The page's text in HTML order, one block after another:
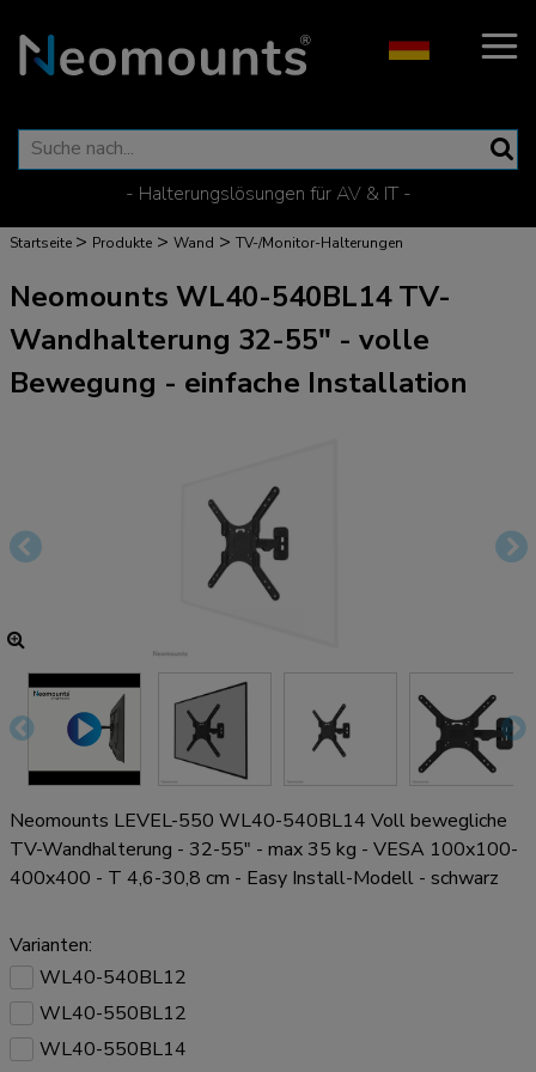
- Halterungslösungen für AV & IT -
Startseite > Produkte > Wand > TV-/Monitor-Halterungen
Neomounts WL40-540BL14 TV-
Wandhalterung 32-55" - volle
Bewegung - einfache Installation
Neomounts LEVEL-550 WL40-540BL14 Voll bewegliche
TV-Wandhalterung - 32-55" - max 35 kg - VESA 100x100-
400x400 - T 4,6-30,8 cm - Easy Install-Modell - schwarz
Varianten:
WL40-540BL12
WL40-550BL12
WL40-550BL14